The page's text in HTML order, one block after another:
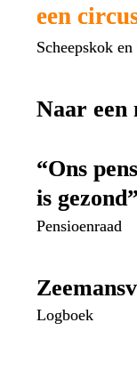
een
Scheepskok
Naar een
“Ons
is gezond”
Pensioenraad
Logboek